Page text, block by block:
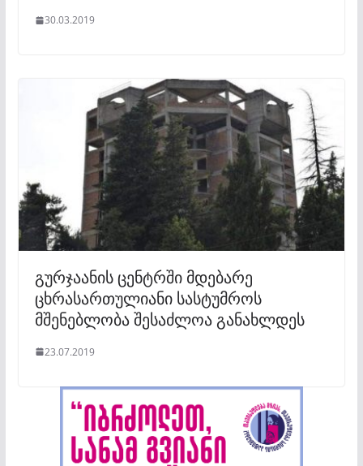
30.03.2019
გურჯაანის ცენტრში მდებარე
ცხრასართულიანი სასტუმროს
მშენებლობა შესაძლოა განახლდეს
23.07.2019